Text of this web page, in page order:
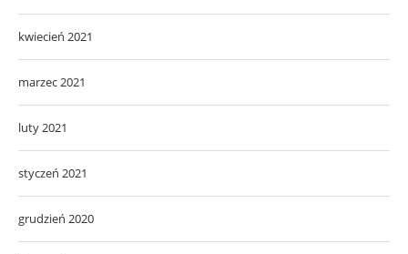
kwiecień 2021
marzec 2021
luty 2021
styczeń 2021
grudzień 2020